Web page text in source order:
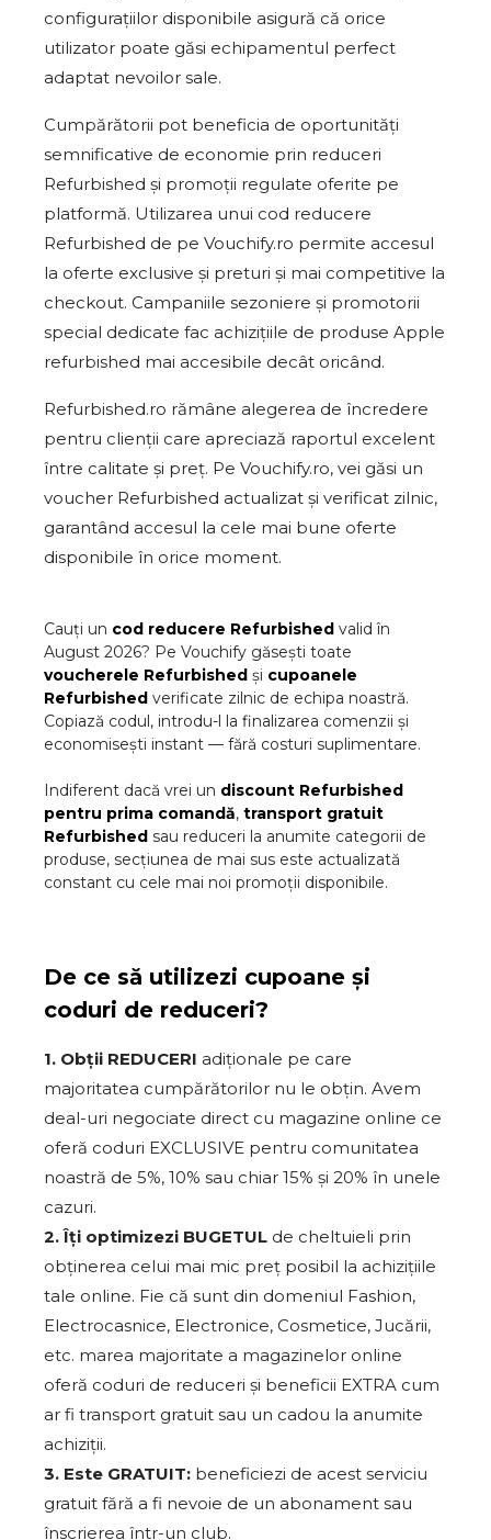
configurațiilor disponibile asigură că orice
utilizator poate găsi echipamentul perfect
adaptat nevoilor sale.
Cumpărătorii pot beneficia de oportunități
semnificative de economie prin reduceri
Refurbished și promoții regulate oferite pe
platformă. Utilizarea unui cod reducere
Refurbished de pe Vouchify.ro permite accesul
la oferte exclusive și preturi și mai competitive la
checkout. Campaniile sezoniere și promotorii
special dedicate fac achizițiile de produse Apple
refurbished mai accesibile decât oricând.
Refurbished.ro rămâne alegerea de încredere
pentru clienții care apreciază raportul excelent
între calitate și preț. Pe Vouchify.ro, vei găsi un
voucher Refurbished actualizat și verificat zilnic,
garantând accesul la cele mai bune oferte
disponibile în orice moment.
Cauți un cod reducere Refurbished valid în
August 2026? Pe Vouchify găsești toate
voucherele Refurbished și cupoanele
Refurbished verificate zilnic de echipa noastră.
Copiază codul, introdu-l la finalizarea comenzii și
economisești instant — fără costuri suplimentare.
Indiferent dacă vrei un discount Refurbished
pentru prima comandă, transport gratuit
Refurbished sau reduceri la anumite categorii de
produse, secțiunea de mai sus este actualizată
constant cu cele mai noi promoții disponibile.
De ce să utilizezi cupoane și
coduri de reduceri?
1. Obții REDUCERI adiționale pe care
majoritatea cumpărătorilor nu le obțin. Avem
deal-uri negociate direct cu magazine online ce
oferă coduri EXCLUSIVE pentru comunitatea
noastră de 5%, 10% sau chiar 15% și 20% în unele
cazuri.
2. Îți optimizezi BUGETUL de cheltuieli prin
obținerea celui mai mic preț posibil la achizițiile
tale online. Fie că sunt din domeniul Fashion,
Electrocasnice, Electronice, Cosmetice, Jucării,
etc. marea majoritate a magazinelor online
oferă coduri de reduceri și beneficii EXTRA cum
ar fi transport gratuit sau un cadou la anumite
achiziții.
3. Este GRATUIT: beneficiezi de acest serviciu
gratuit fără a fi nevoie de un abonament sau
înscrierea într-un club.